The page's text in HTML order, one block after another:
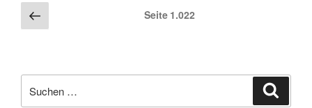
Seitennummerierung
der
Vorherige
Seite
Seite 1.022
nach: